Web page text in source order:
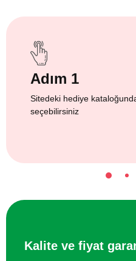
Adım 1
Sitedeki hediye
seçebilirsiniz
Kalite ve fiyat